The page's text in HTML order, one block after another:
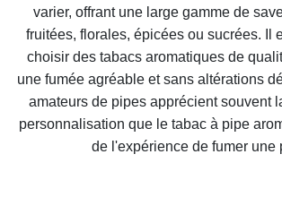
varier, offrant une large gamme de
fruitées, florales, épicées ou sucrées. Il
choisir des tabacs aromatiques de
une fumée agréable et sans altérations
amateurs de pipes apprécient souvent
personnalisation que le tabac à pipe
de l'expérience de fumer une